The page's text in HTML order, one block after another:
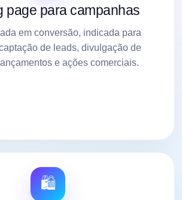
page para campanhas
em conversão, indicada para
de leads, divulgação de
e ações comerciais.
🛍️